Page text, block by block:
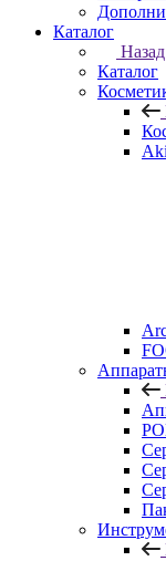
Каталог
Назад
Каталог